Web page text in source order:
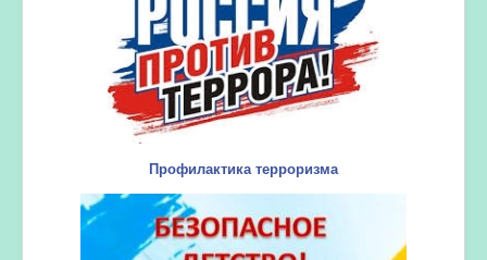
Профилактика терроризма